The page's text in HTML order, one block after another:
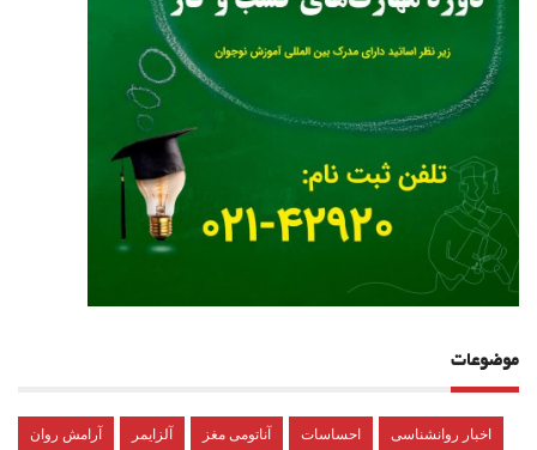
موضوعات
آرامش روان آلزایمر آناتومی مغز احساسات اخبار روانشناسی